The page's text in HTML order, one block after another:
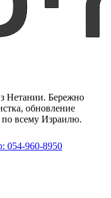
Нетании. Бережно
обновление
всему Израилю.
054-960-8950